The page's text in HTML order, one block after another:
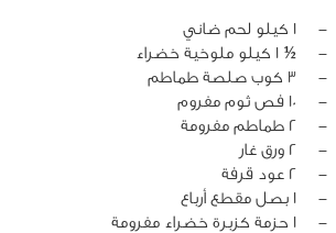
‏-
1 كيلو لحم ضاني
‏-
½ 1 كيلو ملوخية خضراء
‏-
3 كوب صلصة طماطم
‏-
10 فص ثوم مفروم
‏-
2 طماطم مفرومة
‏-
2 ورق غار
‏-
2 عود قرفة
‏-
1 بصل مقطع أرباع
‏-
1 حزمة كزبرة خضراء مفرومة